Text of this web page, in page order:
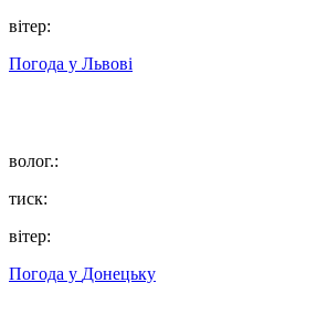
вітер:
Погода у Львові
волог.:
тиск:
вітер:
Погода у Донецьку